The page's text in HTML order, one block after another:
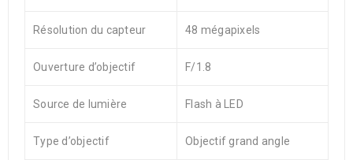
Résolution du capteur 48 mégapixels
Ouverture d’objectif F/1.8
Source de lumière Flash à LED
Type d’objectif Objectif grand angle